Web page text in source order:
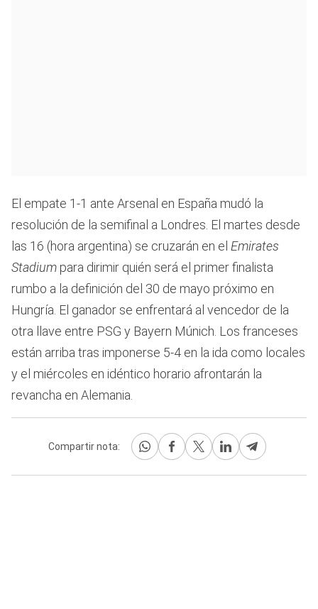
El empate 1-1 ante Arsenal en España mudó la
resolución de la semifinal a Londres. El martes desde
las 16 (hora argentina) se cruzarán en el Emirates
Stadium para dirimir quién será el primer finalista
rumbo a la definición del 30 de mayo próximo en
Hungría. El ganador se enfrentará al vencedor de la
otra llave entre PSG y Bayern Múnich. Los franceses
están arriba tras imponerse 5-4 en la ida como locales
y el miércoles en idéntico horario afrontarán la
revancha en Alemania.
Compartir nota: